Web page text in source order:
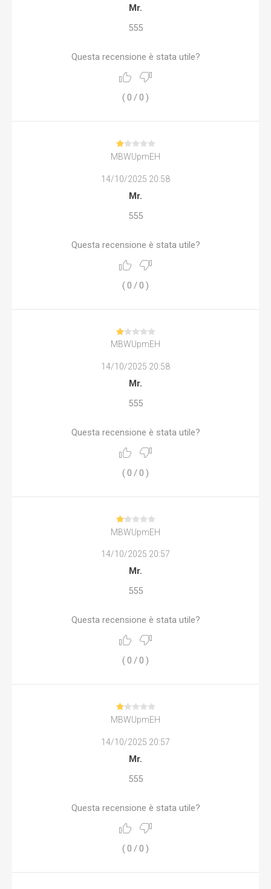
Mr.
555
Questa recensione è stata utile?
( 0 /0 )
MBWUpmEH
14/10/2025 20:58
Mr.
555
Questa recensione è stata utile?
(0 /0 )
MBWUpmEH
14/10/2025 20:58
Mr.
555
Questa recensione è stata utile?
(0 /0 )
MBWUpmEH
14/10/2025 20:57
Mr.
555
Questa recensione è stata utile?
( 0 /0 )
MBWUpmEH
14/10/2025 20:57
Mr.
555
Questa recensione è stata utile?
(0 /0 )